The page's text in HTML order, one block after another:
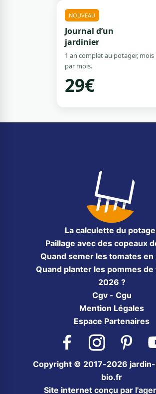
NOUVEAU
Journal d’un
jardinier
1 an complet au potager, mois
par mois.
29€
La calculette du
Paillage avec des copeaux
Quand semer les tomates en
Quand planter les pommes
2026 ?
Cgv - Cgu
Mention Légales
Espace Partenaires
Facebook InstagramPinterest
Copyright © 2017-2026
bio.fr
Site internet conçu par